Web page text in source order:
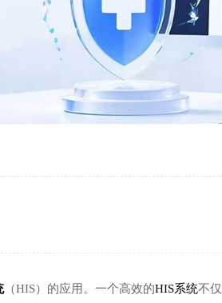
（HIS）的应用。一个高效的HIS系统不